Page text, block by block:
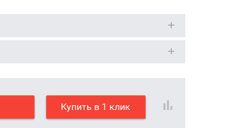
Купить в 1 клик